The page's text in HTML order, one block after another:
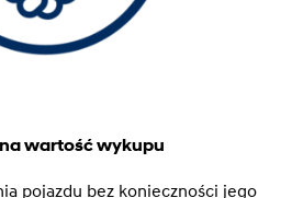
wartość wykupu
pojazdu bez konieczności jego